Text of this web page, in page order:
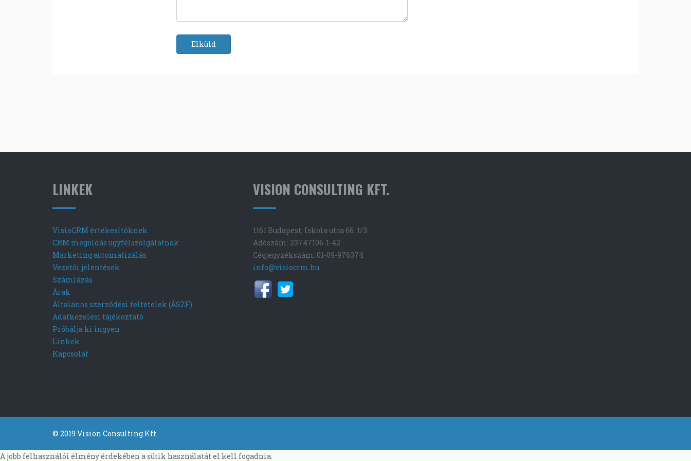
Elküld
LINKEK
VisioCRM értékesítőknek
CRM megoldás ügyfélszolgálatnak
Marketing automatizálás
Vezetői jelentések
Számlázás
Árak
Általános szerződési feltételek (ÁSZF)
Adatkezelési tájékoztató
Próbálja ki ingyen
Linkek
Kapcsolat
VISION CONSULTING KFT.
1161 Budapest, Iskola utca 66. 1/3.
Adószám: 23747106-1-42
Cégjegyzékszám: 01-09-976374
info@visiocrm.hu
© 2019 Vision Consulting Kft.
A jobb felhasználói élmény érdekében a sütik használatát el kell fogadnia.